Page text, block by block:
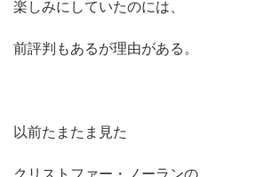
楽しみにしていたのには、
前評判もあるが理由がある。
以前たまたま見た
クリストファー・ノーランの